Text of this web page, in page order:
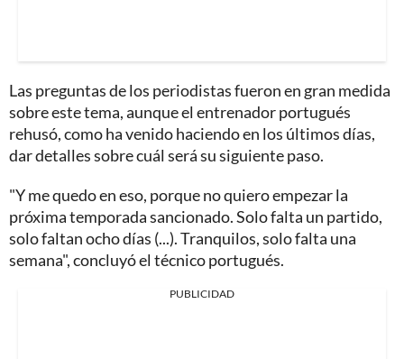
Las preguntas de los periodistas fueron en gran medida
sobre este tema, aunque el entrenador portugués
rehusó, como ha venido haciendo en los últimos días,
dar detalles sobre cuál será su siguiente paso.
"Y me quedo en eso, porque no quiero empezar la
próxima temporada sancionado. Solo falta un partido,
solo faltan ocho días (...). Tranquilos, solo falta una
semana", concluyó el técnico portugués.
PUBLICIDAD